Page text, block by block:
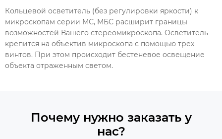
Кольцевой осветитель (без регулировки яркости) к
микроскопам серии МС, МБС расширит границы
возможностей Вашего стереомикроскопа. Осветитель
крепится на объектив микроскопа с помощью трех
винтов. При этом происходит бестеневое освещение
объекта отраженным светом.
Почему нужно заказать у
нас?